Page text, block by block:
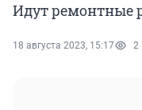
Идут ремонтные
18 августа 2023, 15:17 2